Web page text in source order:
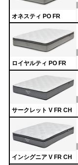
オネスティ PO FR
ロイヤルティ PO FR
サークレット V FR CH
インシグニア V FR CH